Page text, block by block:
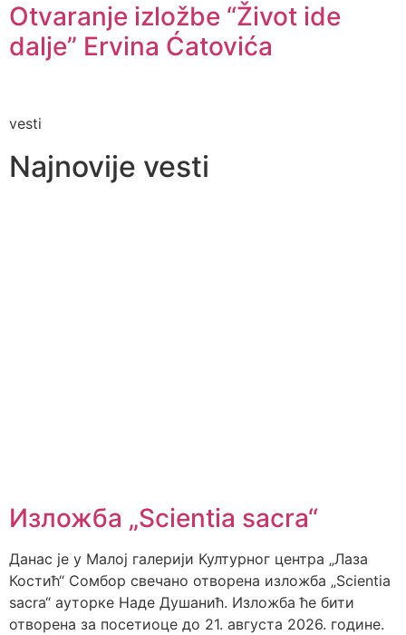
Otvaranje izložbe “Život ide
dalje” Ervina Ćatovića
vesti
Najnovije vesti
Изложба „Scientia sacra“
Данас је у Малој галерији Културног центра „Лаза
Костић“ Сомбор свечано отворена изложба „Scientia
sacra“ ауторке Наде Душанић. Изложба ће бити
отворена за посетиоце до 21. августа 2026. године.